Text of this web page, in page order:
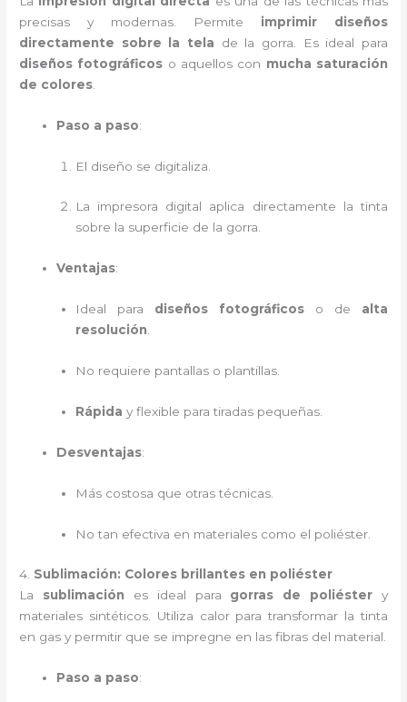
precisas y modernas. Permite imprimir diseños
directamente sobre la tela de la gorra. Es ideal para
diseños fotográficos o aquellos con mucha saturación
de colores
Paso a paso:
El diseño se digitaliza.
La impresora digital aplica directamente la tinta
sobre la superficie de la gorra.
Ventajas:
Ideal para diseños fotográficoso de alta
resolución
No requiere pantallas o plantillas.
Rápida y flexible para tiradas pequeñas.
Desventajas:
Más costosa que otras técnicas.
No tan efectiva en materiales como el poliéster.
4. Sublimación: Colores brillantes en poliéster
La sublimación es ideal para gorras de poliéster y
materiales sintéticos. Utiliza calor para transformar la tinta
en gas y permitir que se impregne en las fibras del material.
Paso a paso: